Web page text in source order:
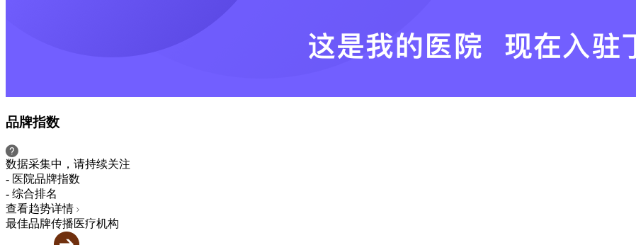
品牌指数
数据采集中，请持续关注
- 医院品牌指数
- 综合排名
查看趋势详情
最佳品牌传播医疗机构